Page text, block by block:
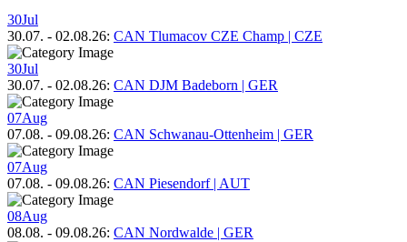
30Jul
30.07. - 02.08.26: CAN Tlumacov CZE Champ | CZE
30Jul
30.07. - 02.08.26: CAN DJM Badeborn | GER
07Aug
07.08. - 09.08.26: CAN Schwanau-Ottenheim | GER
07Aug
07.08. - 09.08.26: CAN Piesendorf | AUT
08Aug
08.08. - 09.08.26: CAN Nordwalde | GER